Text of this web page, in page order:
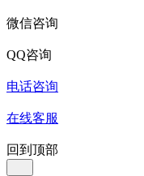
微信咨询
QQ咨询
电话咨询
在线客服
回到顶部